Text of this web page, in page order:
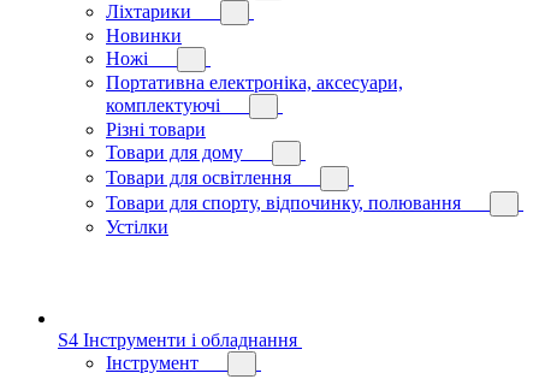
Ліхтарики
Новинки
Ножі
Портативна електроніка, аксесуари,
комплектуючі
Різні товари
Товари для дому
Товари для освітлення
Товари для спорту, відпочинку, полювання
Устілки
S4 Інструменти і обладнання
Інструмент